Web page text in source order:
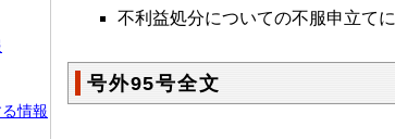
情報
不利益処分についての不服申立て
号外95号全文